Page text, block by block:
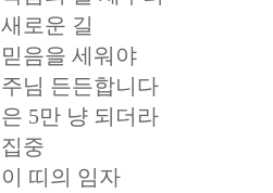
새로운 길
믿음을 세워야
주님 든든합니다
은 5만 냥 되더라
집중
이 띠의 임자